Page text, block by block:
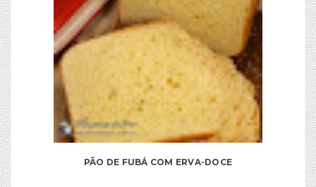
PÃO DE FUBÁ COM ERVA-DOCE